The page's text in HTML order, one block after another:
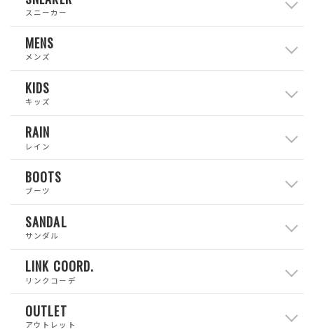
スニーカー
MENS
メンズ
KIDS
キッズ
RAIN
レイン
BOOTS
ブーツ
SANDAL
サンダル
LINK COORD.
リンクコーデ
OUTLET
アウトレット